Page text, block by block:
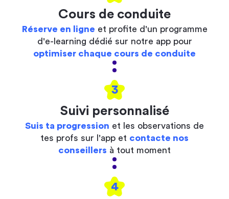
Cours de conduite
Réserve en ligne et profite d'un programme
d'e-learning dédié sur notre app pour
optimiser chaque cours de conduite
3
Suivi personnalisé
Suis ta progression et les observations de
tes profs sur l'app et contacte nos
conseillers à tout moment
4